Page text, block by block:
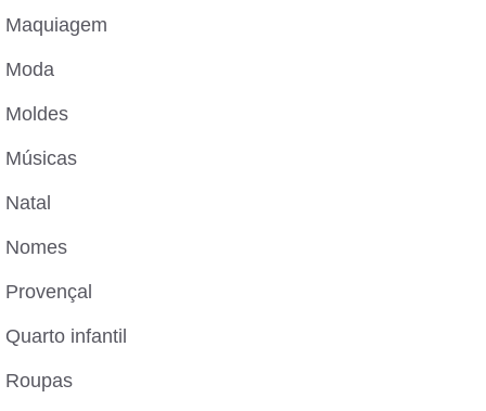
Maquiagem
Moda
Moldes
Músicas
Natal
Nomes
Provençal
Quarto infantil
Roupas